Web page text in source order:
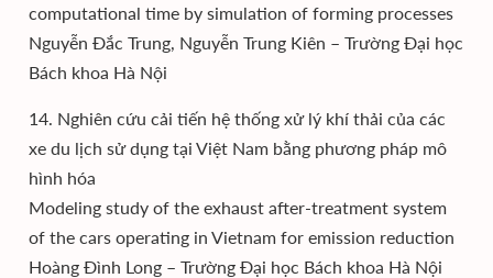
computational time by simulation of forming processes
Nguyễn Đắc Trung, Nguyễn Trung Kiên – Trường Đại học
Bách khoa Hà Nội
14. Nghiên cứu cải tiến hệ thống xử lý khí thải của các
xe du lịch sử dụng tại Việt Nam bằng phương pháp mô
hình hóa
Modeling study of the exhaust after-treatment system
of the cars operating in Vietnam for emission reduction
Hoàng Đình Long – Trường Đại học Bách khoa Hà Nội